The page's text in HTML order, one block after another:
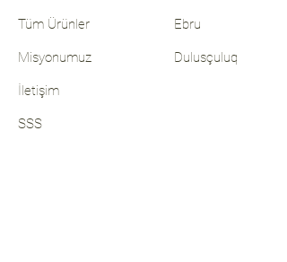
Tüm Ürünler
Misyonumuz
İletişim
SSS
Ebru
Dulusçuluq